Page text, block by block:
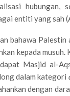
hubungan,
entiti yang sah
Palestin
kepada musuh.
Masjid al-
dalam kategori
dengan